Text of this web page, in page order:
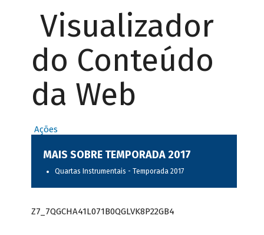
Visualizador
do Conteúdo
da Web
Ações
MAIS SOBRE TEMPORADA 2017
Quartas Instrumentais - Temporada 2017
Z7_7QGCHA41L071B0QGLVK8P22GB4